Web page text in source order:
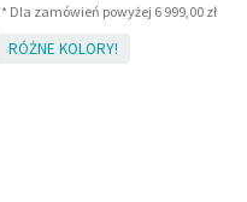
* Dla zamówień powyżej 6 999,00 zł
RÓŻNE KOLORY!